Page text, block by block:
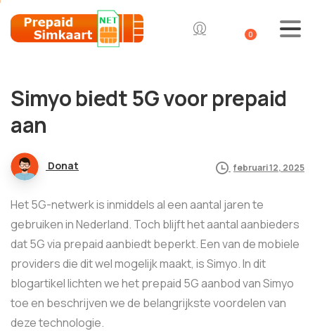
0
Simyo biedt 5G voor prepaid
aan
Donat februari 12, 2025
Het 5G-netwerk is inmiddels al een aantal jaren te
gebruiken in Nederland. Toch blijft het aantal aanbieders
dat 5G via prepaid aanbiedt beperkt. Een van de mobiele
providers die dit wel mogelijk maakt, is Simyo. In dit
blogartikel lichten we het prepaid 5G aanbod van Simyo
toe en beschrijven we de belangrijkste voordelen van
deze technologie.